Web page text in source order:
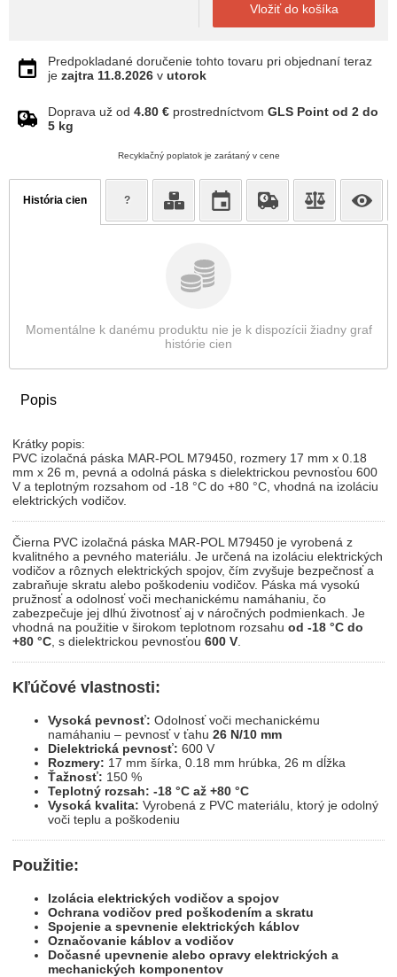
Vložiť do košíka
Predpokladané doručenie tohto tovaru pri objednaní teraz
je zajtra 11.8.2026 v utorok
Doprava už od 4.80 € prostredníctvom GLS Point od 2 do
5 kg
Recyklačný poplatok je zarátaný v cene
História cien ?
Momentálne k danému produktu nie je k dispozícii žiadny graf
histórie cien
Popis
Krátky popis:
PVC izolačná páska MAR-POL M79450, rozmery 17 mm x 0.18
mm x 26 m, pevná a odolná páska s dielektrickou pevnosťou 600
V a teplotným rozsahom od -18 °C do +80 °C, vhodná na izoláciu
elektrických vodičov.
Čierna PVC izolačná páska MAR-POL M79450 je vyrobená z
kvalitného a pevného materiálu. Je určená na izoláciu elektrických
vodičov a rôznych elektrických spojov, čím zvyšuje bezpečnosť a
zabraňuje skratu alebo poškodeniu vodičov. Páska má vysokú
pružnosť a odolnosť voči mechanickému namáhaniu, čo
zabezpečuje jej dlhú životnosť aj v náročných podmienkach. Je
vhodná na použitie v širokom teplotnom rozsahu od -18 °C do
+80 °C , s dielektrickou pevnosťou 600 V
Kľúčové vlastnosti:
Vysoká pevnosť: Odolnosť voči mechanickému
namáhaniu – pevnosť v ťahu 26 N/10 mm
Dielektrická pevnosť: 600 V
Rozmery: 17 mm šírka, 0.18 mm hrúbka, 26 m dĺžka
Ťažnosť: 150 %
Teplotný rozsah: -18 °C až +80 °C
Vysoká kvalita: Vyrobená z PVC materiálu, ktorý je odolný
voči teplu a poškodeniu
Použitie:
Izolácia elektrických vodičov a spojov
Ochrana vodičov pred poškodením a skratu
Spojenie a spevnenie elektrických káblov
Označovanie káblov a vodičov
Dočasné upevnenie alebo opravy elektrických a
mechanických komponentov